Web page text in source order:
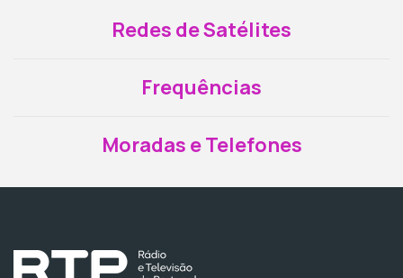
Redes de Satélites
Frequências
Moradas e Telefones